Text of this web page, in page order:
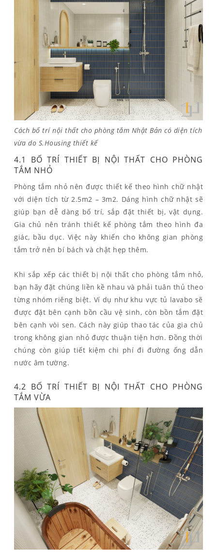
Cách bố trí nội thất cho phòng tắm Nhật Bản có diện tích
vừa do S.Housing thiết kế
4.1 BỐ TRÍ THIẾT BỊ NỘI THẤT CHO PHÒNG
TẮM NHỎ
Phòng tắm nhỏ nên được thiết kế theo hình chữ nhật
với diện tích từ 2.5m2 – 3m2. Dáng hình chữ nhật sẽ
giúp bạn dễ dàng bố trí, sắp đặt thiết bị, vật dụng.
Gia chủ nên tránh thiết kế phòng tắm theo hình đa
giác, bầu dục. Việc này khiến cho không gian phòng
tắm trở nên bí bách và chật hẹp thêm.
Khi sắp xếp các thiết bị nội thất cho phòng tắm nhỏ,
bạn hãy đặt chúng liền kề nhau và phải tuân thủ theo
từng nhóm riêng biệt. Ví dụ như khu vực tủ lavabo sẽ
được đặt bên cạnh bồn cầu vệ sinh, còn bồn tắm đặt
bên cạnh vòi sen. Cách này giúp thao tác của gia chủ
trong không gian nhỏ được thuận tiện hơn. Đồng thời
chúng còn giúp tiết kiệm chi phí đi đường ống dẫn
nước âm tường.
4.2 BỐ TRÍ THIẾT BỊ NỘI THẤT CHO PHÒNG
TẮM VỪA